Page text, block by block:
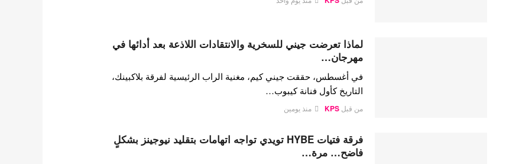
لماذا تعرضت جيني للسخرية والانتقادات اللاذعة بعد أدائها في
مهرجان…
في أغسطس، حققت جيني كيم، مغنية الراب الرئيسية لفرقة بلاكبينك،
التاريخ كأول فنانة كيبوب…
من قبلKPS منذ يومين
فرقة فتيات HYBE تويدي تواجه اتهامات بتقليد نيوجينز بشكلٍ
فاضح… مرة…